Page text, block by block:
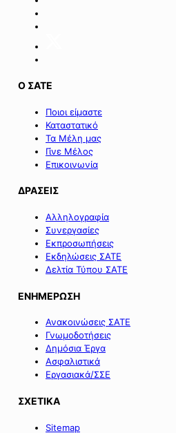
Ο ΣΑΤΕ
Ποιοι είμαστε
Καταστατικό
Τα Μέλη μας
Γίνε Μέλος
Επικοινωνία
ΔΡΑΣΕΙΣ
Αλληλογραφία
Συνεργασίες
Εκπροσωπήσεις
Εκδηλώσεις ΣΑΤΕ
Δελτία Τύπου ΣΑΤΕ
ΕΝΗΜΕΡΩΣΗ
Ανακοινώσεις ΣΑΤΕ
Γνωμοδοτήσεις
Δημόσια Έργα
Ασφαλιστικά
Εργασιακά/ΣΣΕ
ΣΧΕΤΙΚΑ
Sitemap